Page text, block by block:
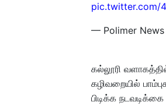
pic.twitter.com/
— Polimer News
கல்லூரி
கழிவறையில்
பிடிக்க